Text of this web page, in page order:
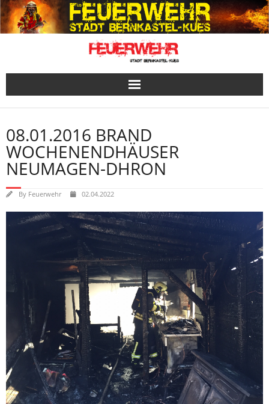
Skip
to
content
08.01.2016 BRAND
WOCHENENDHÄUSER
NEUMAGEN-DHRON
By Feuerwehr 02.04.2022